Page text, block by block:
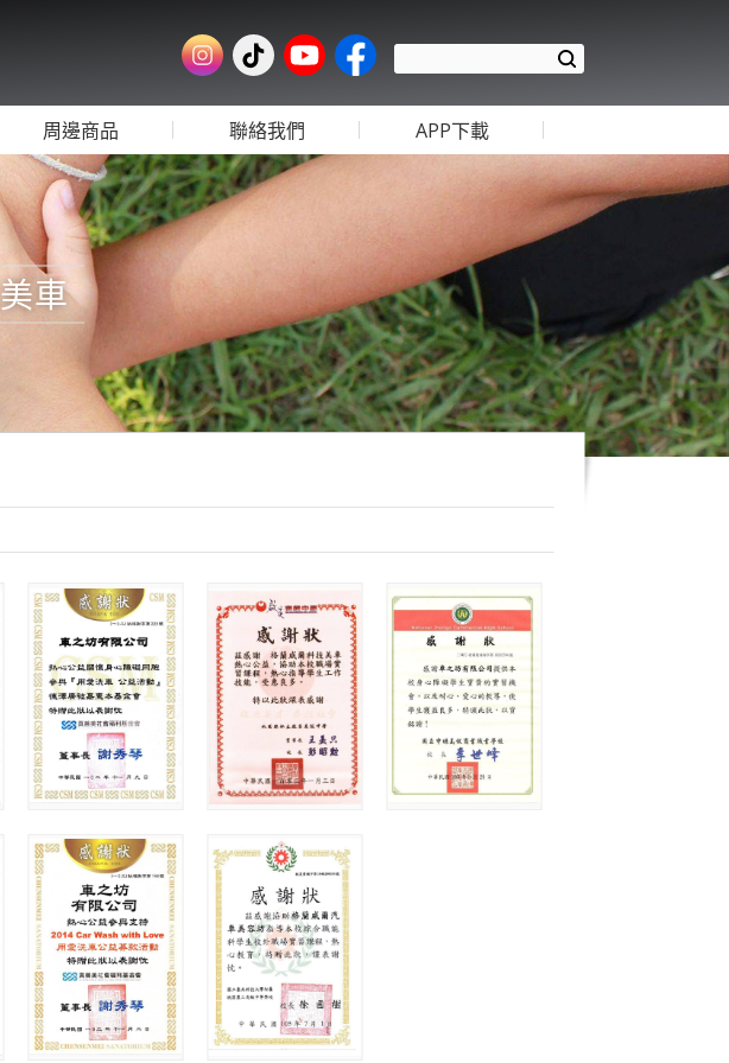
周邊商品 聯絡我們 APP下載
車